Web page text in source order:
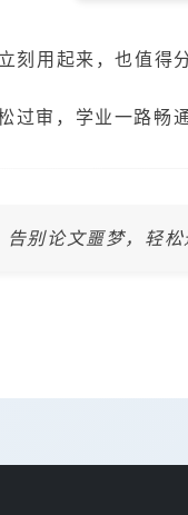
刻用起来，也值得
过审，学业一路畅通
告别论文噩梦，轻松